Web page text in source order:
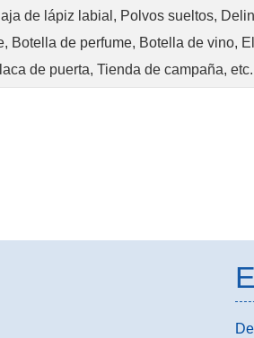
de lápiz labial, Polvos sueltos,
Botella de perfume, Botella de vino,
de puerta, Tienda de campaña, etc.